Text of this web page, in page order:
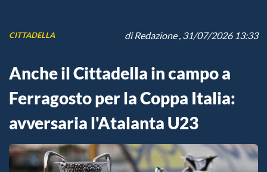
CITTADELLA diRedazione, 31/07/2026 13:33
Anche il Cittadella in campo a
Ferragosto per la Coppa Italia:
avversaria l'Atalanta U23